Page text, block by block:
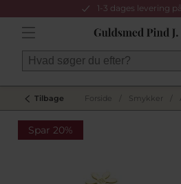
1-3 dages levering
Tilbage Forside Smykker
Spar 20%